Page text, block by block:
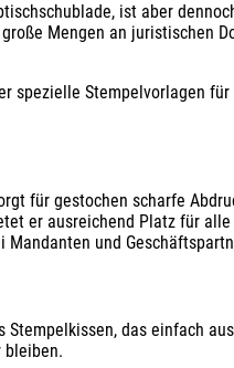
ist aber
Mengen an juristischen
spezielle Stempelvorlagen für
für gestochen scharfe
er ausreichend Platz für
und
das einfach
bleiben.